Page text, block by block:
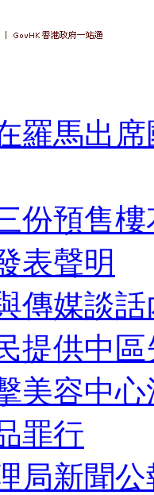
羅馬出
份預售
表聲明
傳媒談
提供中
美容中
罪行
局新聞公